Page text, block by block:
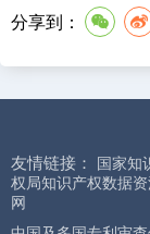
分享到：
友情链接： 国家知
权局知识产权数据
网